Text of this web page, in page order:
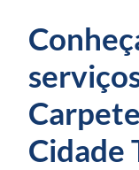
Cidade